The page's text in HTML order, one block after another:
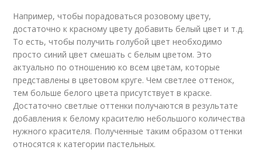
Например, чтобы порадоваться розовому цвету,
достаточно к красному цвету добавить белый цвет и т.д.
То есть, чтобы получить голубой цвет необходимо
просто синий цвет смешать с белым цветом. Это
актуально по отношению ко всем цветам, которые
представлены в цветовом круге. Чем светлее оттенок,
тем больше белого цвета присутствует в краске.
Достаточно светлые оттенки получаются в результате
добавления к белому красителю небольшого количества
нужного красителя. Полученные таким образом оттенки
относятся к категории пастельных.